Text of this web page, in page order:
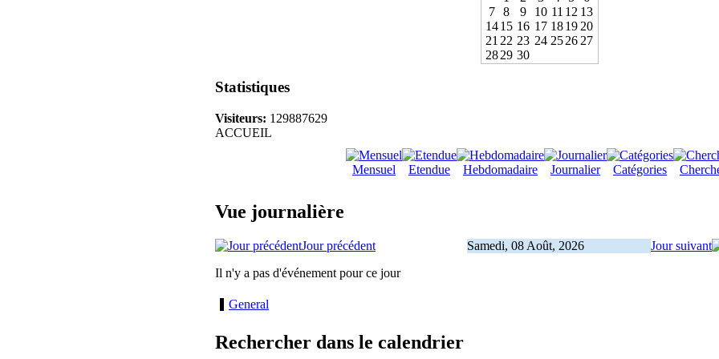
7 8 9 10 11 12 13
1415 16 17 1819 20
21 22 23 24 2526 27
2829 30
Statistiques
Visiteurs: 129887629
ACCUEIL
Mensuel Etendue Hebdomadaire Journalier Catégories
Vue journalière
Jour précédent Samedi, 08 Août, 2026
Jour suivant
Il n'y a pas d'événement pour ce jour
General
Rechercher dans le calendrier